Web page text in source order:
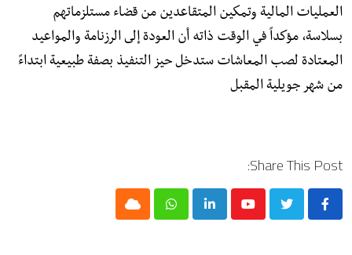
العمليات المالية وتمكين المتقاعدين من قضاء مستلزماتهم
بسلاسة، مؤكداً في الوقت ذاته أن العودة إلى الرزنامة والمواعيد
المعتادة لصب المعاشات ستدخل حيز التنفيذ بصفة طبيعية ابتداءً
من شهر جويلية المقبل
Share This Post:
Youtube
LinkedIn
Whatsapp
Cloud